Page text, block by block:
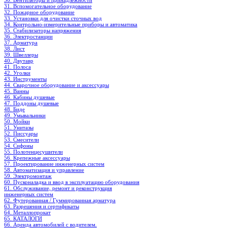
31. Вспомогательное оборудование
32. Пожарное оборудование
33. Установки для очистки сточных вод
34. Контрольно-измерительные приборы и автоматика
35. Стабилизаторы напряжения
36. Электростанции
37. Арматура
38. Лист
39. Швеллеры
40. Двутавр
41. Полоса
42. Уголки
43. Инструменты
44. Сварочное оборудование и аксессуары
45. Ванны
46. Кабины душевые
47. Поддоны душевые
48. Биде
49. Умывальники
50. Мойки
51. Унитазы
52. Писсуары
53. Смесители
54. Сифоны
55. Полотенцесушители
56. Крепежные аксессуары
57. Проектирование инженерных систем
58. Автоматизация и управление
59. Электромонтаж
60. Пусконаладка и ввод в эксплуатацию оборудования
61. Обслуживание, ремонт и реконструкция
инженерных систем
62. Футерованная / Гуммированная арматура
63. Разрешения и сертификаты
64. Металлопрокат
65. КАТАЛОГИ
66. Аренда автомобилей с водителем.